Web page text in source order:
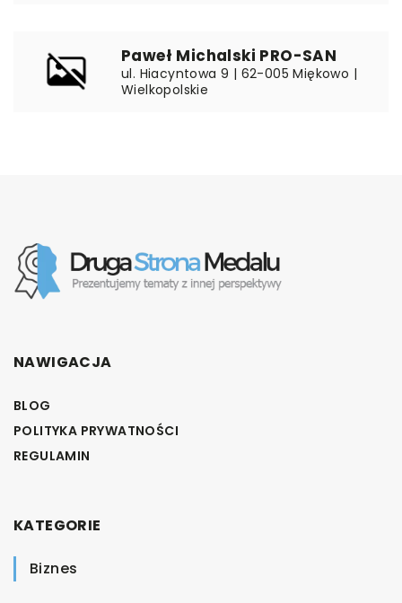
Paweł Michalski PRO-SAN
ul. Hiacyntowa 9 | 62-005 Miękowo |
Wielkopolskie
NAWIGACJA
BLOG
POLITYKA PRYWATNOŚCI
REGULAMIN
KATEGORIE
Biznes